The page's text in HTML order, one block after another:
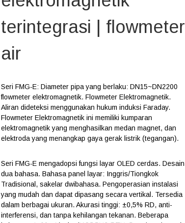
terintegrasi | flowmeter
air
Seri FMG-E: Diameter pipa yang berlaku: DN15~DN2200
flowmeter elektromagnetik. Flowmeter Elektromagnetik.
Aliran dideteksi menggunakan hukum induksi Faraday.
Flowmeter Elektromagnetik ini memiliki kumparan
elektromagnetik yang menghasilkan medan magnet, dan
elektroda yang menangkap gaya gerak listrik (tegangan).
Seri FMG-E mengadopsi fungsi layar OLED cerdas. Desain
dua bahasa. Bahasa panel layar: Inggris/Tiongkok
Tradisional, sakelar dwibahasa. Pengoperasian instalasi
yang mudah dan dapat dipasang secara vertikal. Tersedia
dalam berbagai ukuran. Akurasi tinggi: ±0,5% RD, anti-
interferensi, dan tanpa kehilangan tekanan. Beberapa